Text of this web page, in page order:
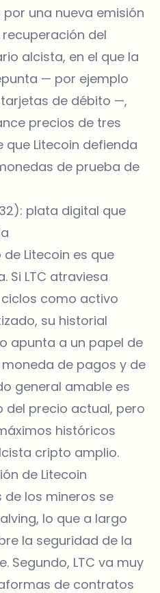
una nueva emisión
del
alcista, en el que la
— por ejemplo
de débito —,
precios de tres
que Litecoin defienda
de prueba de
plata digital que
Litecoin es que
Si LTC atraviesa
como activo
su historial
apunta a un papel de
de pagos y de
general amable es
del precio actual, pero
históricos
cripto amplio.
de Litecoin
de los mineros se
lo que a largo
la seguridad de la
Segundo, LTC va muy
de contratos